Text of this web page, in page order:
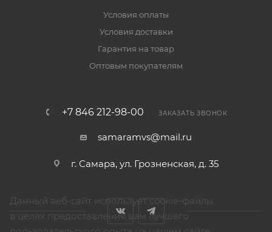
Условия оплаты
Условия доставки
Гарантия на товар
Оптовым покупателям
+7 846 212-98-00 ЗАКАЗАТЬ ЗВОНОК
samaramvs@mail.ru
г. Самара, ул. Грозненская, д. 35
Данный веб-сайт использует cookie-файлы
в целях предоставления вам лучшего